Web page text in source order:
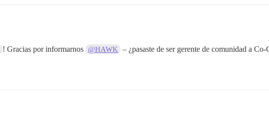
! Gracias por informarnos @HAWK – ¿pasaste de ser gerente de comunidad a